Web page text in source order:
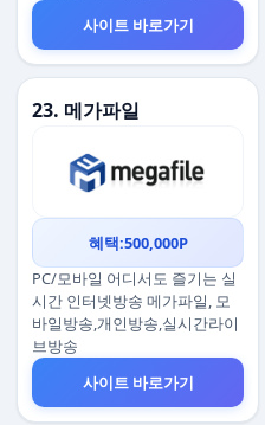
사이트 바로가기
23. 메가파일
혜택:500,000P
PC/모바일 어디서도 즐기는 실
시간 인터넷방송 메가파일, 모
바일방송,개인방송,실시간라이
브방송
사이트 바로가기